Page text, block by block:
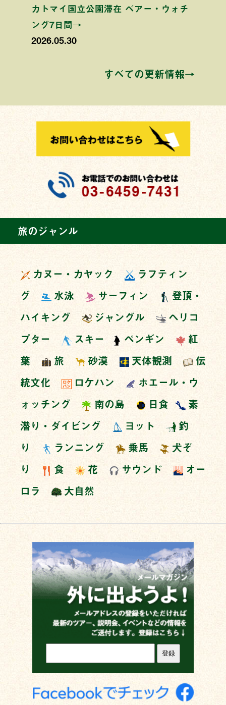
カトマイ国立公園滞在 ベアー・ウォチ
ング7日間→
2026.05.30
すべての更新情報→
旅のジャンル
カヌー・カヤック
ラフティン
グ
水泳 サーフィン
登頂・
ハイキング
ジャングル
ヘリコ
プター
スキー ペンギン
紅
葉
旅 砂漠 天体観測
伝
統文化
ロケハン
ホエール・ウ
ォッチング
南の島 日食
素
潜り・ダイビング
ヨット
釣
り
ランニング 乗馬
犬ぞ
り
食 花 サウンド
オー
ロラ
大自然